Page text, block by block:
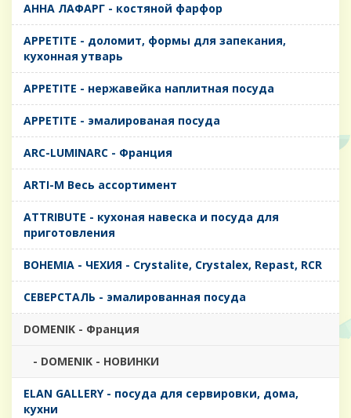
AHHA ЛАФАРГ - костяной фарфор
APPETITE - доломит, формы для запекания,
кухонная утварь
APPETITE - нержавейка наплитная посуда
APPETITE - эмалированая посуда
ARC-LUMINARC - Франция
ARTI-M Весь ассортимент
ATTRIBUTE - кухоная навеска и посуда для
приготовления
BOHEMIA - ЧЕХИЯ - Crystalite, Crystalex, Repast, RCR
CЕВЕРСТАЛЬ - эмалированная посуда
DOMENIK - Франция
- DOMENIK - НОВИНКИ
ELAN GALLERY - посуда для сервировки, дома,
кухни